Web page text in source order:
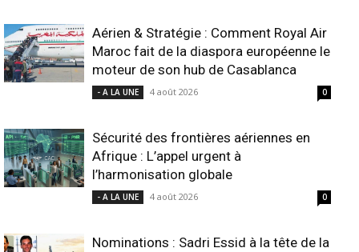
Aérien & Stratégie : Comment Royal Air
Maroc fait de la diaspora européenne le
moteur de son hub de Casablanca
- A LA UNE 4 août 2026 0
Sécurité des frontières aériennes en
Afrique : L’appel urgent à
l’harmonisation globale
- A LA UNE 4 août 2026 0
Nominations : Sadri Essid à la tête de la